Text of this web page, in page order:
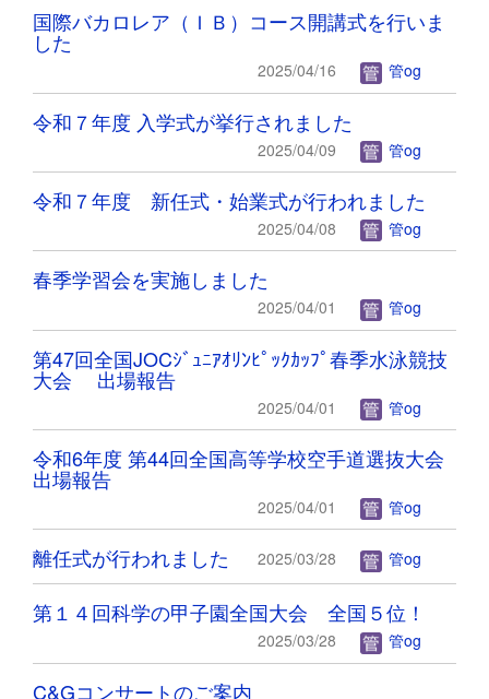
国際バカロレア（ＩＢ）コース開講式を行いま
した
2025/04/16 管og
令和７年度 入学式が挙行されました
2025/04/09 管og
令和７年度 新任式・始業式が行われました
2025/04/08 管og
春季学習会を実施しました
2025/04/01 管og
第47回全国JOCｼﾞｭﾆｱｵﾘﾝﾋﾟｯｸｶｯﾌﾟ春季水泳競技
大会 出場報告
2025/04/01 管og
令和6年度 第44回全国高等学校空手道選抜大会
出場報告
2025/04/01 管og
離任式が行われました 2025/03/28 管og
第１４回科学の甲子園全国大会 全国５位！
2025/03/28 管og
C&Gコンサートのご案内